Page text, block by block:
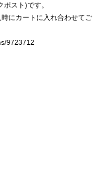
スト)です。
にカートに入れ合わせてご
9723712